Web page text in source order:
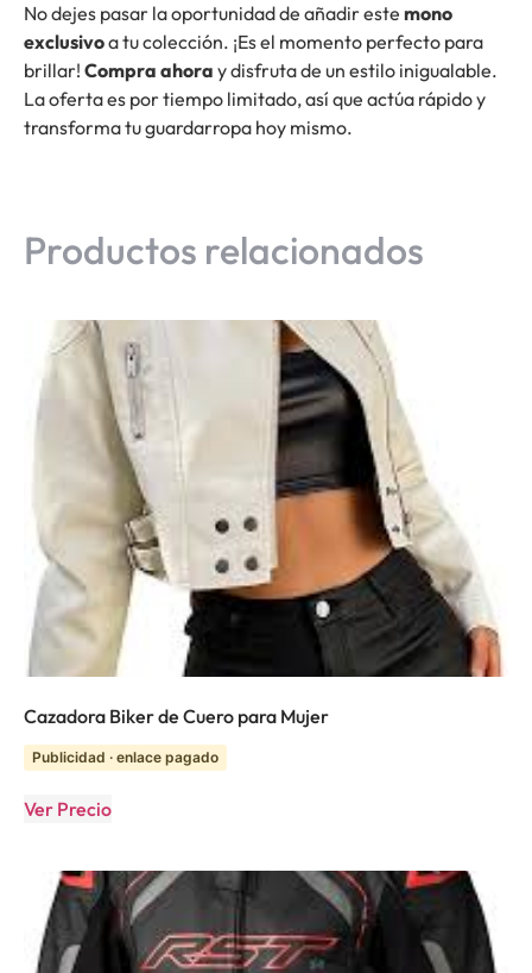
No dejes pasar la oportunidad de añadir este mono
exclusivoa tu colección. ¡Es el momento perfecto para
brillar! Compra ahora y disfruta de un estilo inigualable.
La oferta es por tiempo limitado, así que actúa rápido y
transforma tu guardarropa hoy mismo.
Productos relacionados
Cazadora Biker de Cuero para Mujer
Publicidad · enlace pagado
Ver Precio